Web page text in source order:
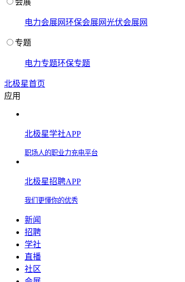
会展
电力会展网环保会展网光伏会展网
专题
电力专题环保专题
北极星首页
应用
北极星学社APP
职场人的职业力充电平台
北极星招聘APP
我们更懂你的优秀
新闻
招聘
学社
直播
社区